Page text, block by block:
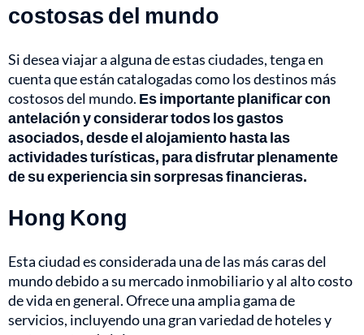
costosas del mundo
Si desea viajar a alguna de estas ciudades, tenga en
cuenta que están catalogadas como los destinos más
costosos del mundo. Es importante planificar con
antelación y considerar todos los gastos
asociados, desde el alojamiento hasta las
actividades turísticas, para disfrutar plenamente
de su experiencia sin sorpresas financieras.
Hong Kong
Esta ciudad es considerada una de las más caras del
mundo debido a su mercado inmobiliario y al alto costo
de vida en general. Ofrece una amplia gama de
servicios, incluyendo una gran variedad de hoteles y